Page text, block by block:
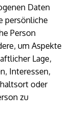
Daten
persönliche
Person
um Aspekte
Lage,
Interessen,
oder
zu